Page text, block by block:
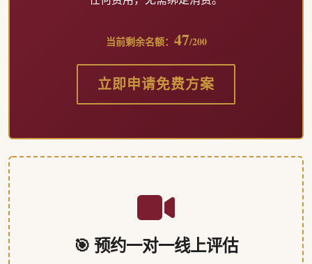
当前剩余名额： 47/200
立即申请免费方案
🎯 预约一对一线上评估